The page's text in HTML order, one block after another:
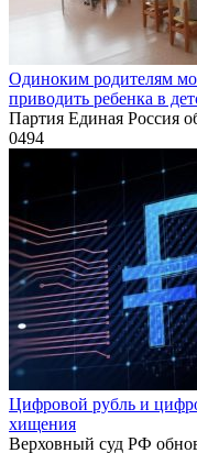
Одиноким родителям
приводить ребенка в
Партия Единая Россия
0494
Цифровой рубль и
хищения
Верховный суд РФ